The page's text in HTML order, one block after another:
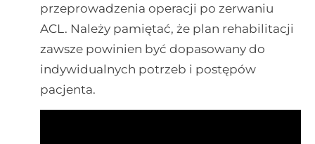
przeprowadzenia operacji po zerwaniu
ACL. Należy pamiętać, że plan rehabilitacji
zawsze powinien być dopasowany do
indywidualnych potrzeb i postępów
pacjenta.